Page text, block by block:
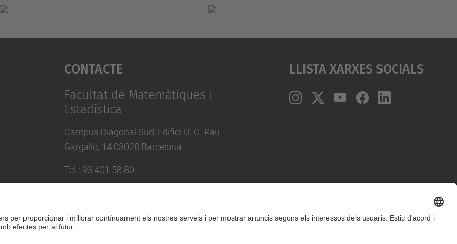
Contacte
Facultat de Matemàtiques i
Estadística
Campus Diagonal Sud, Edifici U. C. Pau
Gargallo, 14 08028 Barcelona
Tel. : 93 401 58 80
Formulari de contacte
Llista Xarxes Socials